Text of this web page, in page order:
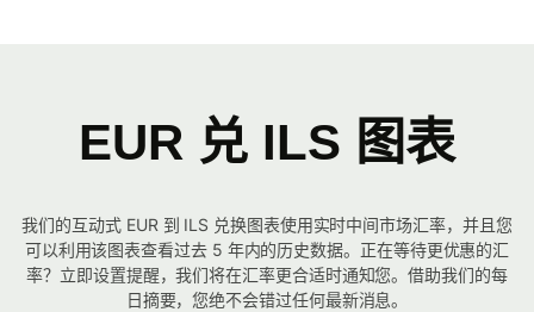
EUR 兑 ILS 图表
我们的互动式 EUR 到 ILS 兑换图表使用实时中间市场汇率，并且您
可以利用该图表查看过去 5 年内的历史数据。正在等待更优惠的汇
率？立即设置提醒，我们将在汇率更合适时通知您。借助我们的每
日摘要，您绝不会错过任何最新消息。